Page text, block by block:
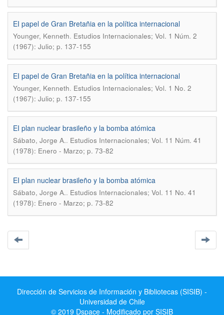
EI papel de Gran Bretañia en la política internacional
Younger, Kenneth. Estudios Internacionales; Vol. 1 Núm. 2
(1967): Julio; p. 137-155
EI papel de Gran Bretañia en la política internacional
Younger, Kenneth. Estudios Internacionales; Vol. 1 No. 2
(1967): Julio; p. 137-155
EI plan nuclear brasileño y la bomba atómica
Sábato, Jorge A.. Estudios Internacionales; Vol. 11 Núm. 41
(1978): Enero - Marzo; p. 73-82
EI plan nuclear brasileño y la bomba atómica
Sábato, Jorge A.. Estudios Internacionales; Vol. 11 No. 41
(1978): Enero - Marzo; p. 73-82
Dirección de Servicios de Información y Bibliotecas (SISIB) -
Universidad de Chile
© 2019 Dspace - Modificado por SISIB